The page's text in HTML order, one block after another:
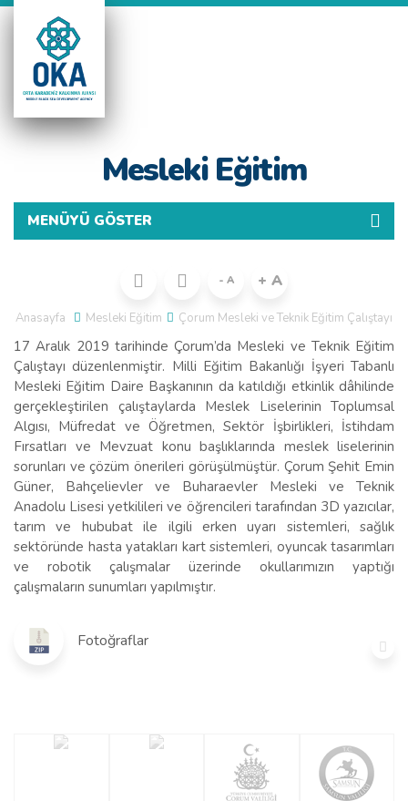
Mesleki Eğitim
MENÜYÜ GÖSTER
- A + A
Anasayfa Mesleki Eğitim Çorum Mesleki ve Teknik Eğitim Çalıştayı
17 Aralık 2019 tarihinde Çorum’da Mesleki ve Teknik Eğitim
Çalıştayı düzenlenmiştir. Milli Eğitim Bakanlığı İşyeri Tabanlı
Mesleki Eğitim Daire Başkanının da katıldığı etkinlik dâhilinde
gerçekleştirilen çalıştaylarda Meslek Liselerinin Toplumsal
Algısı, Müfredat ve Öğretmen, Sektör İşbirlikleri, İstihdam
Fırsatları ve Mevzuat konu başlıklarında meslek liselerinin
sorunları ve çözüm önerileri görüşülmüştür. Çorum Şehit Emin
Güner, Bahçelievler ve Buharaevler Mesleki ve Teknik
Anadolu Lisesi yetkilileri ve öğrencileri tarafından 3D yazıcılar,
tarım ve hububat ile ilgili erken uyarı sistemleri, sağlık
sektöründe hasta yatakları kart sistemleri, oyuncak tasarımları
ve robotik çalışmalar üzerinde okullarımızın yaptığı
çalışmaların sunumları yapılmıştır.
Fotoğraflar